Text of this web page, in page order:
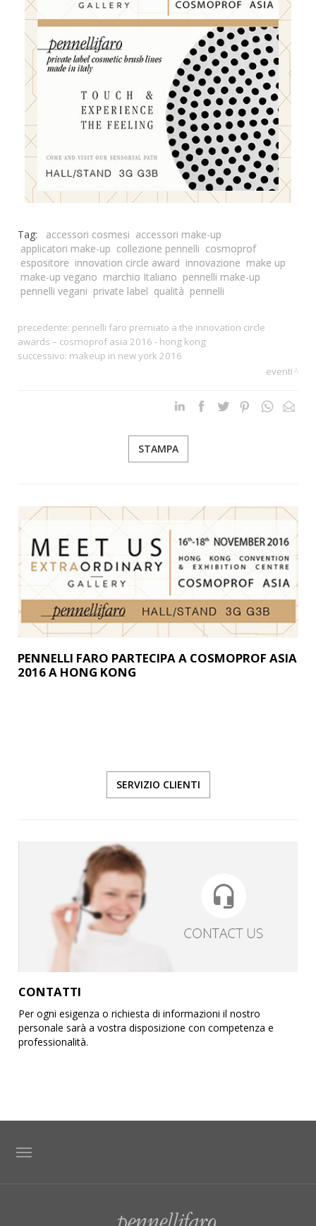
Tag: accessori cosmesi accessori make-up
applicatori make-up collezione pennelli cosmoprof
espositore innovation circle award innovazione make up
make-up vegano marchio Italiano pennelli make-up
pennelli vegani private label qualità pennelli
precedente: pennelli faro premiato a the innovation circle
awards – cosmoprof asia 2016 - hong kong
successivo: makeup in new york 2016
eventi
STAMPA
PENNELLI FARO PARTECIPA A COSMOPROF ASIA
2016 A HONG KONG
SERVIZIO CLIENTI
CONTATTI
Per ogni esigenza o richiesta di informazioni il nostro
personale sarà a vostra disposizione con competenza e
professionalità.